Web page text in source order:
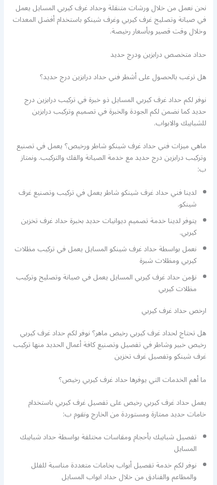
نحن نعمل من خلال ورشات متنقلة وحداد غرف كيربي المسايل يعمل
في صيانة وتصليح غرف كيربي وغرف شينكو باستخدام أفضل المعدات
وخلال وقت قصير وبأسعار رخيصة.
حداد متخصص درابزين ودرج حديد
هل ترغب بالحصول على أشطر فني حداد درابزين درج حديد؟
نوفر لكم حداد غرف كيربي المسايل ذو خبرة في تركيب درابزين درج
حديد كما نضمن لكم الجودة والخبرة في تصميم وتركيب درابزين
للشبابيك والابواب.
ماهي ميزات فني حداد غرف شينكو شاطر ورخيص؟ يعمل في تصنيع
وتركيب درابزين درج حديد مع خدمة الصيانة والفك والتركيب. ونمتاز
ب:
لدينا فني حداد غرف شينكو شاطر يعمل في تركيب وتصنيع غرف
شينكو.
يتوفر لدينا خدمة تصميم ديوانيات حديد بخبرة حداد غرف تخزين
كيربي.
نعمل بواسطة حداد غرف شينكو المسايل يعمل في تركيب مظلات
كيربي ومظلات شبرة
نؤمن حداد غرف كيربي المسايل يعمل في صيانة وتصليح وتركيب
مظلات كيربي
ارخص حداد غرف كيربي
هل تحتاج لحداد غرف كيربي رخيص ماهر؟ نوفر لكم حداد غرف كيربي
رخيص خبير وشاطر في تفصيل وتصنيع كافة أعمال الحديد منها تركيب
غرف شينكو وتفصيل غرف تخزين
ما أهم الخدمات التي يوفرها حداد غرف كيربي رخيص؟
يعمل حداد غرف كيربي رخيص على تفصيل غرف كيربي باستخدام
خامات حديد ممتازة ومستوردة من الخارج ونقوم ب:
تفصيل شبابيك بأحجام ومقاسات مختلفة بواسطة حداد شبابيك
المسايل
نوفر لكم خدمة تفصيل أبواب بخامات متعددة مناسبة للفلل
والمطاعم والفنادق من خلال حداد ابواب المسايل